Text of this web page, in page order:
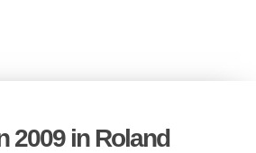
2009 in Roland